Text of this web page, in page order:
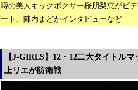
噂の美人キックボクサー桜朋梨恵がビ
ート、陣内まどかインタビューなど
【J-GIRLS】12・12二大タイトル
上リエが防衛戦